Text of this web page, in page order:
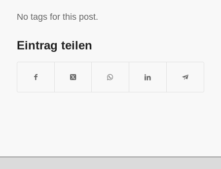
No tags for this post.
Eintrag teilen